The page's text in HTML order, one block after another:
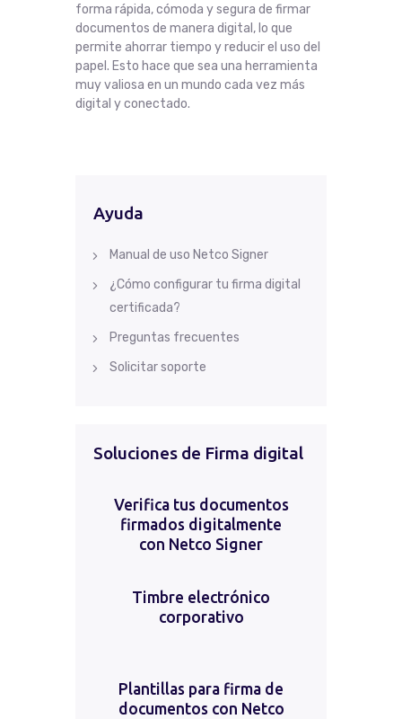
forma rápida, cómoda y segura de firmar
documentos de manera digital, lo que
permite ahorrar tiempo y reducir el uso del
papel. Esto hace que sea una herramienta
muy valiosa en un mundo cada vez más
digital y conectado.
Ayuda
Manual de uso Netco Signer
¿Cómo configurar tu firma digital
certificada?
Preguntas frecuentes
Solicitar soporte
Soluciones de Firma digital
Verifica tus documentos
firmados digitalmente
con Netco Signer
Timbre electrónico
corporativo
Plantillas para firma de
documentos con Netco